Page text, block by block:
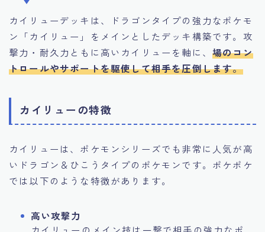
カイリューデッキは、ドラゴンタイプの強力なポケモ
ン「カイリュー」をメインとしたデッキ構築です。攻
撃力・耐久力ともに高いカイリューを軸に、 場のコン
トロールやサポートを駆使して相手を圧倒します。
カイリューの特徴
カイリューは、ポケモンシリーズでも非常に人気が高
いドラゴン＆ひこうタイプのポケモンです。ポケポケ
では以下のような特徴があります。
高い攻撃力